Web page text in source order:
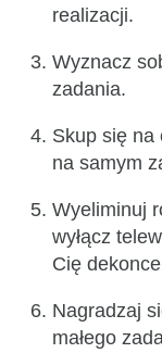
realizacji.
Wyznacz
zadania.
Skup się na
na samym
Wyeliminuj
wyłącz
Cię
Nagradzaj
małego